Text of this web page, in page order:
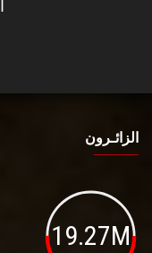
الزائـرون
19.27M